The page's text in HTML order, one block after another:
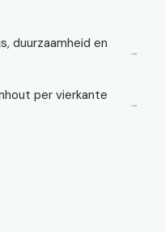
duurzaamheid en
→
per vierkante
→